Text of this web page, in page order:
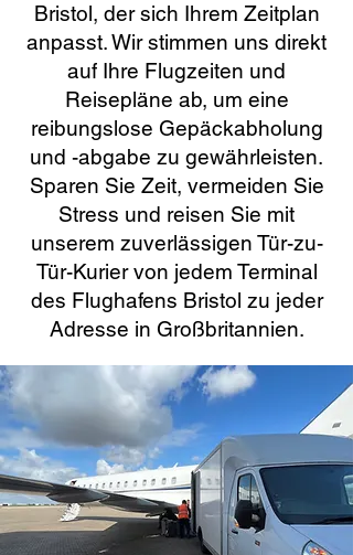
Bristol, der sich Ihrem Zeitplan
anpasst. Wir stimmen uns direkt
auf Ihre Flugzeiten und
Reisepläne ab, um eine
reibungslose Gepäckabholung
und -abgabe zu gewährleisten.
Sparen Sie Zeit, vermeiden Sie
Stress und reisen Sie mit
unserem zuverlässigen Tür-zu-
Tür-Kurier von jedem Terminal
des Flughafens Bristol zu jeder
Adresse in Großbritannien.